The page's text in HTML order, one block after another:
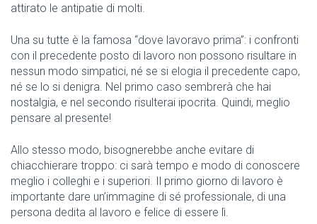
attirato le antipatie di molti.
Una su tutte è la famosa “dove lavoravo prima”: i confronti
con il precedente posto di lavoro non possono risultare in
nessun modo simpatici, né se si elogia il precedente capo,
né se lo si denigra. Nel primo caso sembrerà che hai
nostalgia, e nel secondo risulterai ipocrita. Quindi, meglio
pensare al presente!
Allo stesso modo, bisognerebbe anche evitare di
chiacchierare troppo: ci sarà tempo e modo di conoscere
meglio i colleghi e i superiori. Il primo giorno di lavoro è
importante dare un’immagine di sé professionale, di una
persona dedita al lavoro e felice di essere lì.